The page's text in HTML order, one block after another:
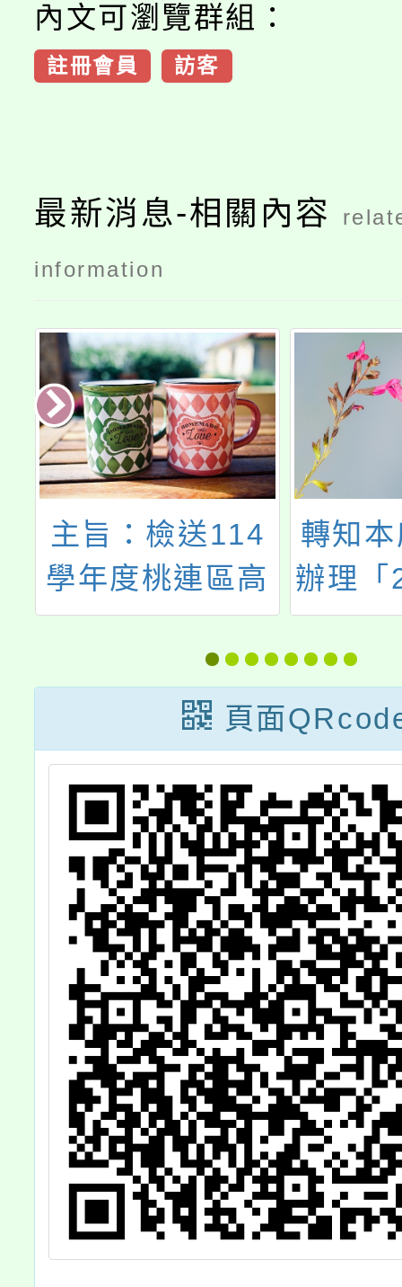
內文可瀏覽群組：
註冊會員 訪客
最新消息-相關內容
information
轉知本府社會局
辦理「2023青春
正漾設計工作
坊」活動報名簡
章及宣傳海報
瑞坪
年度
入學
考試
頁面